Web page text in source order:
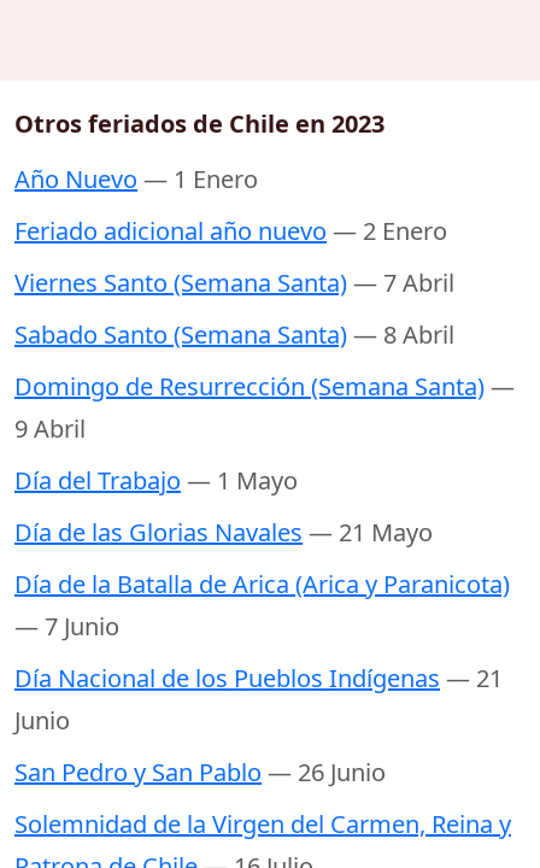
Otros feriados de Chile en 2023
Año Nuevo — 1 Enero
Feriado adicional año nuevo — 2 Enero
Viernes Santo (Semana Santa)— 7 Abril
Sabado Santo (Semana Santa)— 8 Abril
Domingo de Resurrección (Semana Santa)—
9 Abril
Día del Trabajo — 1 Mayo
Día de las Glorias Navales — 21 Mayo
Día de la Batalla de Arica (Arica y Paranicota)
— 7 Junio
Día Nacional de los Pueblos Indígenas — 21
Junio
San Pedro y San Pablo — 26 Junio
Solemnidad de la Virgen del Carmen, Reina y